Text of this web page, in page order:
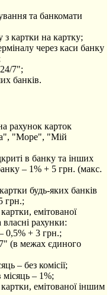
та банкомати
картки на картку;
через каси банку
7";
банків.
рахунок карток
"Море", "Мій
в банку та інших
– 1% + 5 грн. (макс.
будь-яких банків
грн.;
емітованої
рахунки:
+ 3 грн.;
(в межах єдиного
– без комісії;
– 1%;
емітованої іншим